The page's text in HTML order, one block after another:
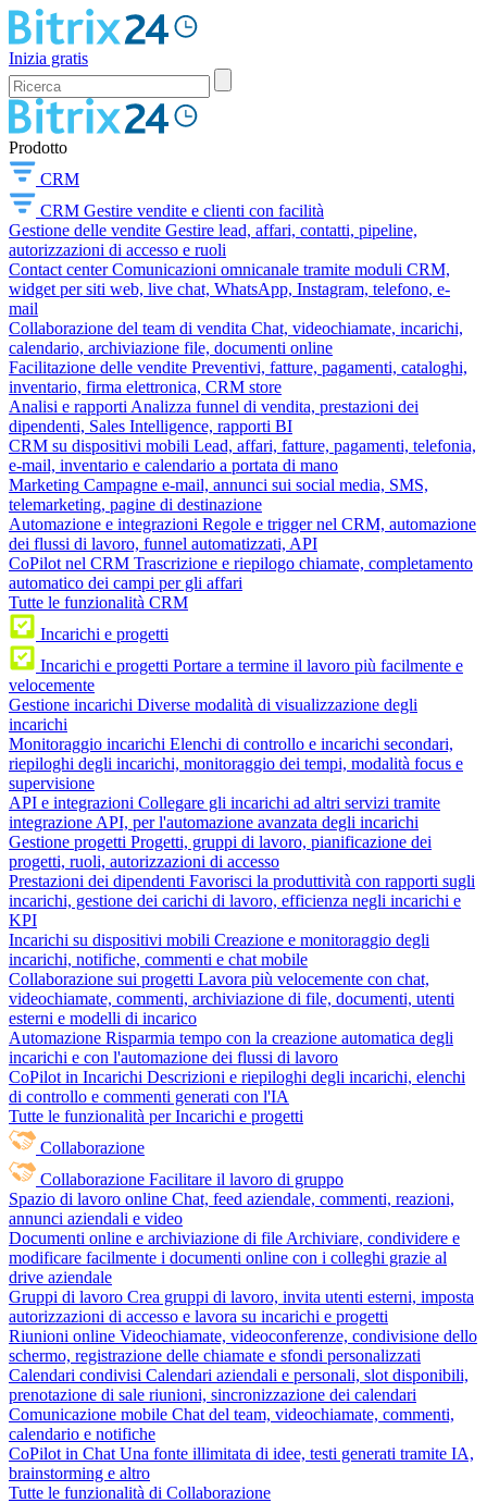
Inizia gratis
Prodotto
CRM
CRM Gestire vendite e clienti con facilità
Gestione delle vendite Gestire lead, affari, contatti, pipeline,
autorizzazioni di accesso e ruoli
Contact center Comunicazioni omnicanale tramite moduli CRM,
widget per siti web, live chat, WhatsApp, Instagram, telefono, e-
mail
Collaborazione del team di vendita Chat, videochiamate, incarichi,
calendario, archiviazione file, documenti online
Facilitazione delle vendite Preventivi, fatture, pagamenti, cataloghi,
inventario, firma elettronica, CRM store
Analisi e rapporti Analizza funnel di vendita, prestazioni dei
dipendenti, Sales Intelligence, rapporti BI
CRM su dispositivi mobili Lead, affari, fatture, pagamenti, telefonia,
e-mail, inventario e calendario a portata di mano
Marketing Campagne e-mail, annunci sui social media, SMS,
telemarketing, pagine di destinazione
Automazione e integrazioni Regole e trigger nel CRM, automazione
dei flussi di lavoro, funnel automatizzati, API
CoPilot nel CRM Trascrizione e riepilogo chiamate, completamento
automatico dei campi per gli affari
Tutte le funzionalità CRM
Incarichi e progetti
Incarichi e progetti Portare a termine il lavoro più facilmente e
velocemente
Gestione incarichi Diverse modalità di visualizzazione degli
incarichi
Monitoraggio incarichi Elenchi di controllo e incarichi secondari,
riepiloghi degli incarichi, monitoraggio dei tempi, modalità focus e
supervisione
API e integrazioni Collegare gli incarichi ad altri servizi tramite
integrazione API, per l'automazione avanzata degli incarichi
Gestione progetti Progetti, gruppi di lavoro, pianificazione dei
progetti, ruoli, autorizzazioni di accesso
Prestazioni dei dipendenti Favorisci la produttività con rapporti sugli
incarichi, gestione dei carichi di lavoro, efficienza negli incarichi e
KPI
Incarichi su dispositivi mobili Creazione e monitoraggio degli
incarichi, notifiche, commenti e chat mobile
Collaborazione sui progetti Lavora più velocemente con chat,
videochiamate, commenti, archiviazione di file, documenti, utenti
esterni e modelli di incarico
Automazione Risparmia tempo con la creazione automatica degli
incarichi e con l'automazione dei flussi di lavoro
CoPilot in Incarichi Descrizioni e riepiloghi degli incarichi, elenchi
di controllo e commenti generati con l'IA
Tutte le funzionalità per Incarichi e progetti
Collaborazione
Collaborazione Facilitare il lavoro di gruppo
Spazio di lavoro online Chat, feed aziendale, commenti, reazioni,
annunci aziendali e video
Documenti online e archiviazione di file Archiviare, condividere e
modificare facilmente i documenti online con i colleghi grazie al
drive aziendale
Gruppi di lavoro Crea gruppi di lavoro, invita utenti esterni, imposta
autorizzazioni di accesso e lavora su incarichi e progetti
Riunioni online Videochiamate, videoconferenze, condivisione dello
schermo, registrazione delle chiamate e sfondi personalizzati
Calendari condivisi Calendari aziendali e personali, slot disponibili,
prenotazione di sale riunioni, sincronizzazione dei calendari
Comunicazione mobile Chat del team, videochiamate, commenti,
calendario e notifiche
CoPilot in Chat Una fonte illimitata di idee, testi generati tramite IA,
brainstorming e altro
Tutte le funzionalità di Collaborazione